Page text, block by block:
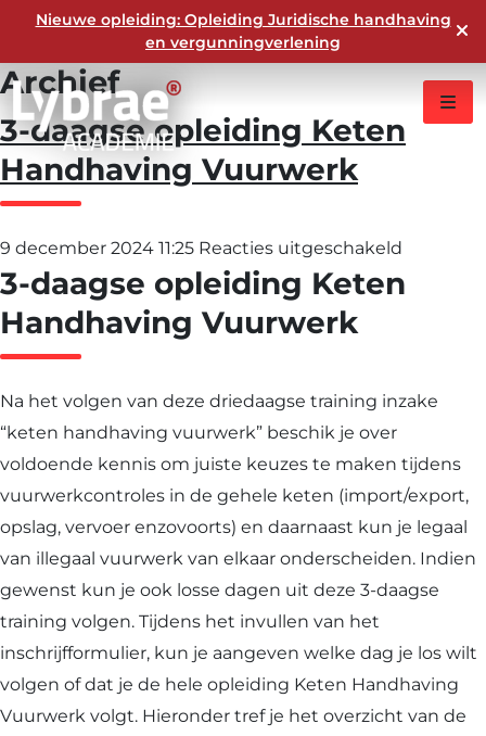
Nieuwe opleiding: Opleiding Juridische handhaving
en vergunningverlening
Archief
3-daagse opleiding Keten
Handhaving Vuurwerk
9 december 2024 11:25 Reacties uitgeschakeld
3-
3-daagse opleiding Keten
Handhaving Vuurwerk
Na het volgen van deze driedaagse training inzake
“keten handhaving vuurwerk” beschik je over
voldoende kennis om juiste keuzes te maken tijdens
vuurwerkcontroles in de gehele keten (import/export,
opslag, vervoer enzovoorts) en daarnaast kun je legaal
van illegaal vuurwerk van elkaar onderscheiden. Indien
gewenst kun je ook losse dagen uit deze 3-daagse
training volgen. Tijdens het invullen van het
inschrijfformulier, kun je aangeven welke dag je los wilt
volgen of dat je de hele opleiding Keten Handhaving
Vuurwerk volgt. Hieronder tref je het overzicht van de